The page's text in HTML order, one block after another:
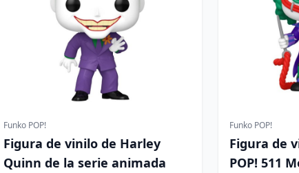
Funko POP!
Figura de vinilo de Harley
Quinn de la serie animada
Funko POP!
Figura de
POP! 511